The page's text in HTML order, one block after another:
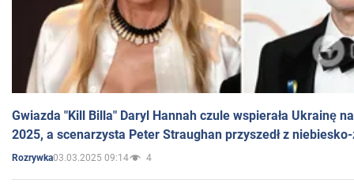
Gwiazda "Kill Billa" Daryl Hannah czule wspierała Ukrainę
2025, a scenarzysta Peter Straughan przyszedł z
Rozrywka03.03.2025 09:14 4